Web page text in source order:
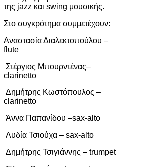
της jazz και swing μουσικής.
Στο συγκρότημα συμμετέχουν:
Αναστασία Διαλεκτοπούλου –
flute
Στέργιος Μπουρντένας–
clarinetto
Δημήτρης Κωστόπουλος –
clarinetto
Άννα Παπανίδου –sax-alto
Λυδία Τσιούχα – sax-alto
Δημήτρης Τσιγιάννης – trumpet